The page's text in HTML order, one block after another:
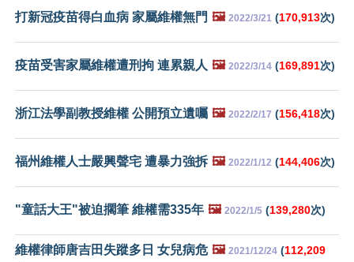
打新冠疫苗得白血病 家屬維權無門 🖼️ 2022/3/21 (170,913次)
疫苗受害家屬維權遭刑拘 連累親人 🖼️ 2022/3/14 (169,891次)
浙江法學副教授維權 公開預立遺囑 🖼️ 2022/2/17 (156,418次)
福州維權人士嚴興聲宅 遭暴力強拆 🖼️ 2022/1/12 (144,406次)
"童話大王"被迫擱筆 維權需335年 🖼️ 2022/1/5 (139,280次)
維權律師唐吉田失蹤多日 女兒病危 🖼️ 2021/12/24 (112,209